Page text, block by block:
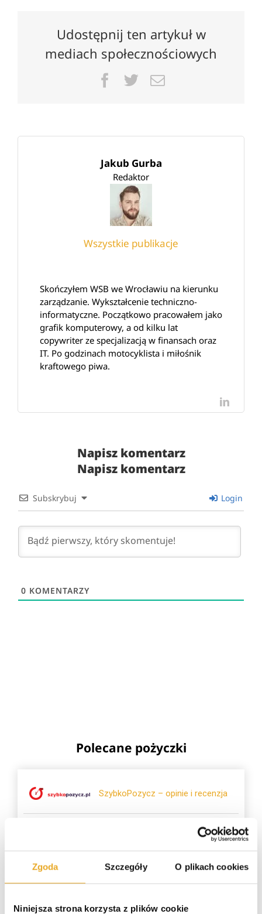
Zgoda Szczegóły O plikach cookies
Niniejsza strona korzysta z plików cookie
Udostępnij ten artykuł w
mediach społecznościowych
Facebook
TwitterEmail
Jakub Gurba
Redaktor
Wszystkie publikacje
Skończyłem WSB we Wrocławiu na kierunku
zarządzanie. Wykształcenie techniczno-
informatyczne. Początkowo pracowałem jako
grafik komputerowy, a od kilku lat
copywriter ze specjalizacją w finansach oraz
IT. Po godzinach motocyklista i miłośnik
kraftowego piwa.
LinkedIn
Napisz komentarz
Napisz komentarz
Subskrybuj Login
0 KOMENTARZY
Polecane pożyczki
SzybkoPozycz – opinie i recenzja
SuperGrosz – opinie i recenzja
Pieniądze-Pożyczka – opinie i